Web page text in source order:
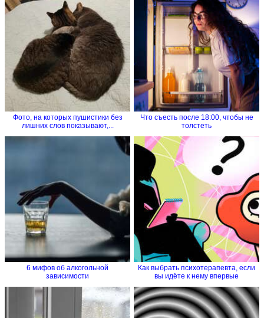
Фото, на которых пушистики без
лишних слов показывают,...
Что съесть после 18:00, чтобы не
толстеть
6 мифов об алкогольной
зависимости
Как выбрать психотерапевта, если
вы идёте к нему впервые